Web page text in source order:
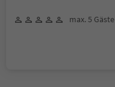
max. 5 Gäste